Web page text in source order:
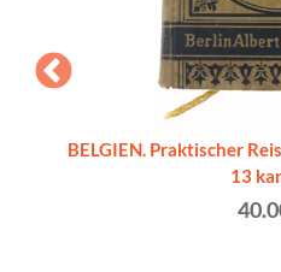
BELGIEN. Praktischer
13